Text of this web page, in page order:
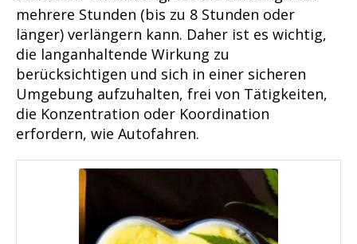
mehrere Stunden (bis zu 8 Stunden oder
länger) verlängern kann. Daher ist es wichtig,
die langanhaltende Wirkung zu
berücksichtigen und sich in einer sicheren
Umgebung aufzuhalten, frei von Tätigkeiten,
die Konzentration oder Koordination
erfordern, wie Autofahren.